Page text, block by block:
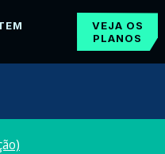
VEJA OS
PLANOS